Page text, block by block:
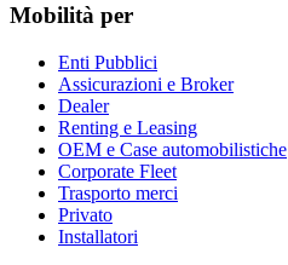
Mobilità per
Enti Pubblici
Assicurazioni e Broker
Dealer
Renting e Leasing
OEM e Case automobilistiche
Corporate Fleet
Trasporto merci
Privato
Installatori